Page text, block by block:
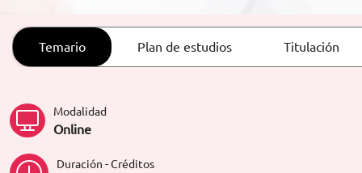
Temario Plan de estudios Titulación
Modalidad
Online
Duración - Créditos